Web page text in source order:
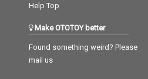
Help Top
Make OTOTOY better
Found something weird? Please
mail us